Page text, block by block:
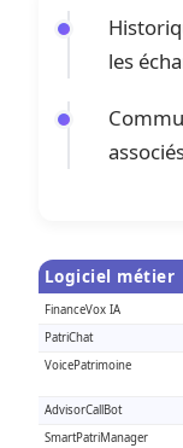
les
Logiciel métier
FinanceVox IA
PatriChat
VoicePatrimoine
AdvisorCallBot
SmartPatriManager